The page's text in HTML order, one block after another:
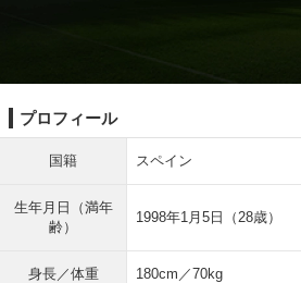
プロフィール
国籍 スペイン
生年月日（満年
齢）
1998年1月5日（28歳）
身長／体重 180cm／70kg